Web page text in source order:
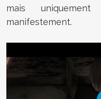
mais
manifestement.